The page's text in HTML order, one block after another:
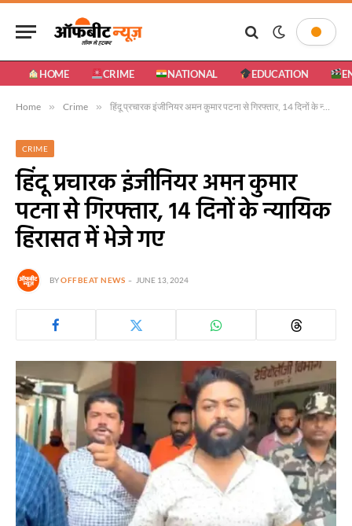
HOME CRIME NATIONAL EDUCATION
Home » Crime » हिंदू प्रचारक इंजीनियर अमन कुमार पटना से गिरफ्तार, 14 दिनों के न्यायिक हिरासत में भेजे गए
CRIME
हिंदू प्रचारक इंजीनियर अमन कुमार
पटना से गिरफ्तार, 14 दिनों के न्यायिक
हिरासत में भेजे गए
BYOFFBEAT NEWS JUNE 13, 2024